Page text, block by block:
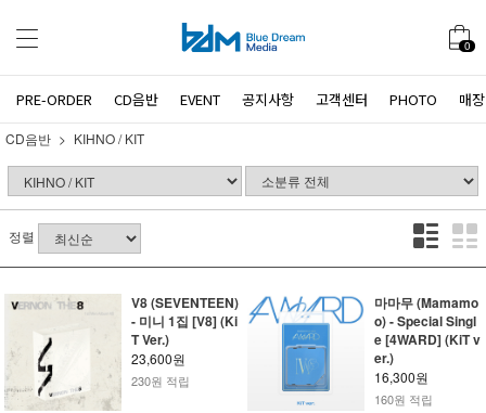
0
PRE-ORDER CD음반 EVENT 공지사항 고객센터 PHOTO 매
CD음반 KIHNO / KIT
정렬
V8 (SEVENTEEN)
- 미니 1집 [V8] (Ki
T Ver.)
23,600원
230원 적립
마마무 (Mamamo
o) - Special Singl
e [4WARD] (KiT v
er.)
16,300원
160원 적립